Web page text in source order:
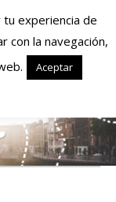
en
experiencia de
con la navegación,
Aceptar